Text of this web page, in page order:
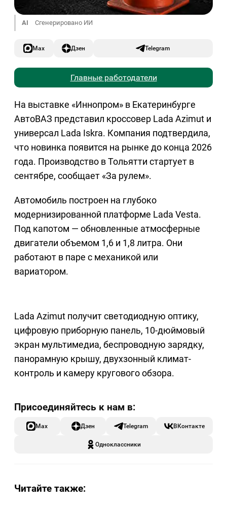
AI Сгенерировано ИИ
Max Дзен Telegram
Главные работодатели
На выставке «Иннопром» в Екатеринбурге
АвтоВАЗ представил кроссовер Lada Azimut и
универсал Lada Iskra. Компания подтвердила,
что новинка появится на рынке до конца 2026
года. Производство в Тольятти стартует в
сентябре, сообщает «За рулем».
Автомобиль построен на глубоко
модернизированной платформе Lada Vesta.
Под капотом — обновленные атмосферные
двигатели объемом 1,6 и 1,8 литра. Они
работают в паре с механикой или
вариатором.
Lada Azimut получит светодиодную оптику,
цифровую приборную панель, 10-дюймовый
экран мультимедиа, беспроводную зарядку,
панорамную крышу, двухзонный климат-
контроль и камеру кругового обзора.
Max Дзен Telegram ВКонтакте
Одноклассники
Читайте также: